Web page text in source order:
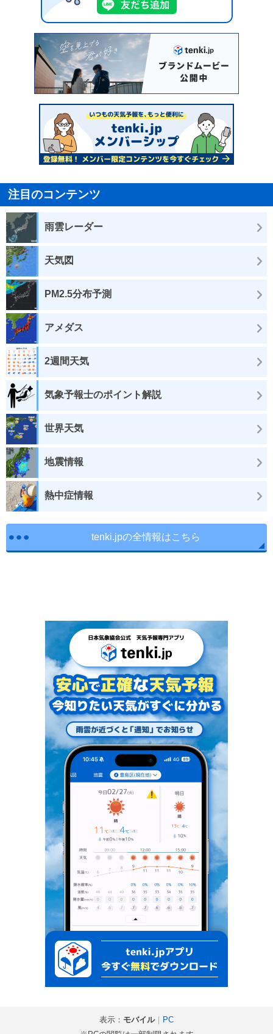
注目のコンテンツ
雨雲レーダー
天気図
PM2.5分布予測
アメダス
2週間天気
気象予報士のポイント解説
世界天気
地震情報
熱中症情報
tenki.jpの全情報はこちら
表示： モバイル｜ PC